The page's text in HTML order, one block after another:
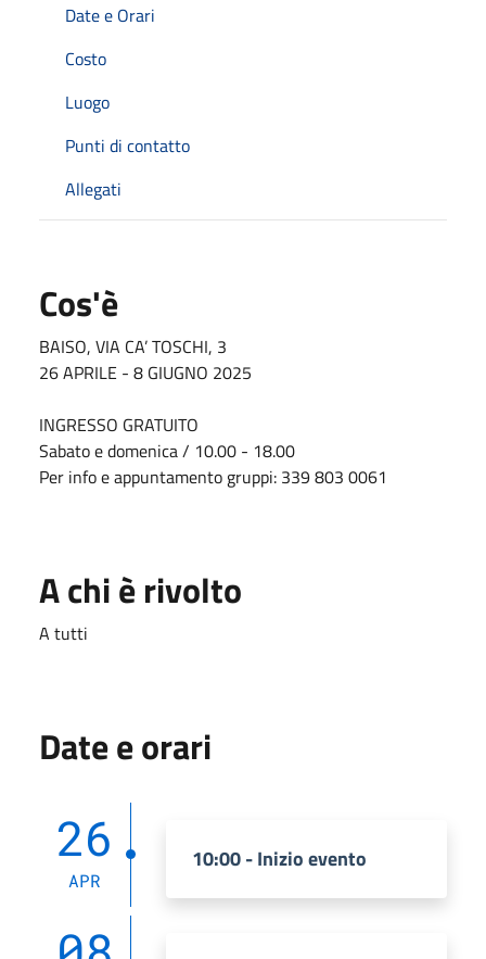
Date e Orari
Costo
Luogo
Punti di contatto
Allegati
Cos'è
BAISO, VIA CA’ TOSCHI, 3
26 APRILE - 8 GIUGNO 2025
INGRESSO GRATUITO
Sabato e domenica / 10.00 - 18.00
Per info e appuntamento gruppi: 339 803 0061
A chi è rivolto
A tutti
Date e orari
26
APR
10:00 - Inizio evento